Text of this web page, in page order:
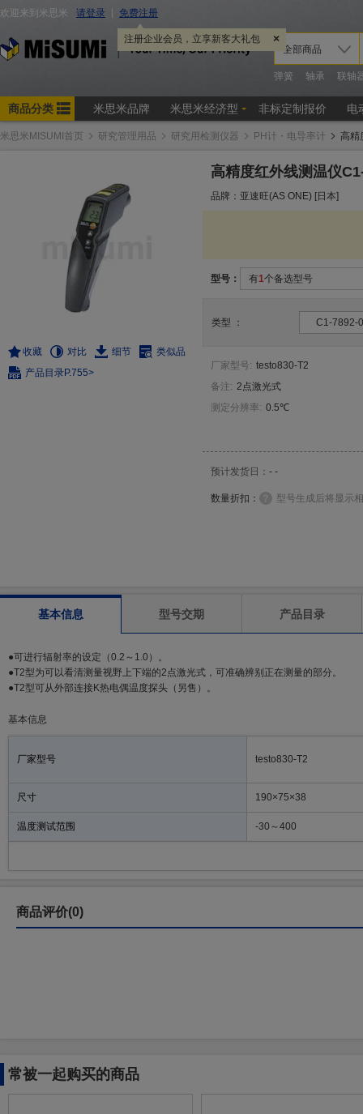
米思米MISUMI首页 研究管理用品 研究用检测仪器 PH计・电导率计 高精
收藏 对比 细节
类似品
产品目录P.755>
高精度红外线测温仪
品牌：亚速旺(AS ONE) [日本]
型号： 有1个备选型号
类型 ： C1-7892-
厂家型号: testo830-T2
备注: 2点激光式
测定分辨率: 0.5℃
预计发货日： - -
数量折扣： 型号生成后将显示
基本信息 型号交期 产品目录
●可进行辐射率的设定（0.2～1.0）。
●T2型为可以看清测量视野上下端的2点激光式，可准确辨别正在测量的部分。
●T2型可从外部连接K热电偶温度探头（另售）。
基本信息
厂家型号 testo830-T2
尺寸 190×75×38
温度测试范围 -30～400
商品评价(0)
常被一起购买的商品